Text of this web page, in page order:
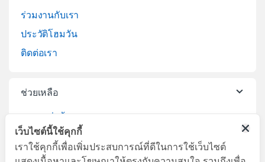
ร่วมงานกับเรา
ประวัติโฮมวัน
ติดต่อเรา
ช่วยเหลือ
บริการจัดส่งสินค้า
เปลี่ยนคืนสินค้า
เว็บไซต์นี้ใช้คุกกี้
เราใช้คุกกี้เพื่อเพิ่มประสบการณ์ที่ดีในการใช้เว็บไซต์